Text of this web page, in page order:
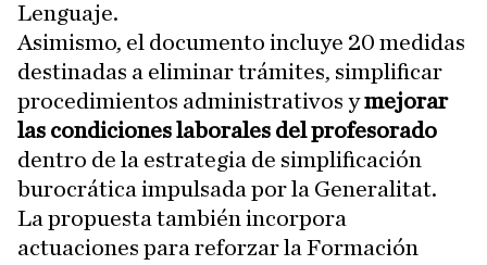
Lenguaje.
Asimismo, el documento incluye 20 medidas
destinadas a eliminar trámites, simplificar
procedimientos administrativos ymejorar
las condiciones laborales del profesorado
dentro de la estrategia de simplificación
burocrática impulsada por la Generalitat.
La propuesta también incorpora
actuaciones para reforzar la Formación